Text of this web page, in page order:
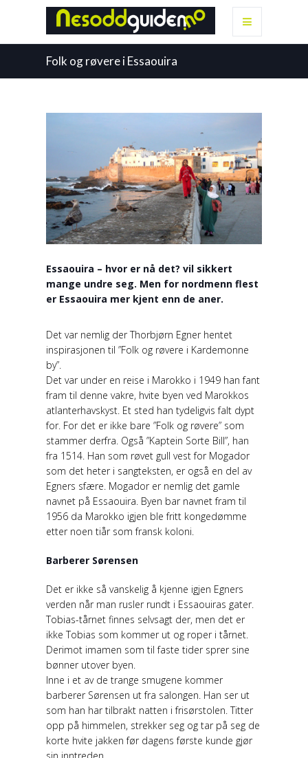
Folk og røvere i Essaouira
Essaouira – hvor er nå det? vil sikkert
mange undre seg. Men for nordmenn flest
er Essaouira mer kjent enn de aner.
Det var nemlig der Thorbjørn Egner hentet
inspirasjonen til ”Folk og røvere i Kardemonne
by”.
Det var under en reise i Marokko i 1949 han fant
fram til denne vakre, hvite byen ved Marokkos
atlanterhavskyst. Et sted han tydeligvis falt dypt
for. For det er ikke bare ”Folk og røvere” som
stammer derfra. Også ”Kaptein Sorte Bill”, han
fra 1514. Han som røvet gull vest for Mogador
som det heter i sangteksten, er også en del av
Egners sfære. Mogador er nemlig det gamle
navnet på Essaouira. Byen bar navnet fram til
1956 da Marokko igjen ble fritt kongedømme
etter noen tiår som fransk koloni.
Barberer Sørensen
Det er ikke så vanskelig å kjenne igjen Egners
verden når man rusler rundt i Essaouiras gater.
Tobias-tårnet finnes selvsagt der, men det er
ikke Tobias som kommer ut og roper i tårnet.
Derimot imamen som til faste tider sprer sine
bønner utover byen.
Inne i et av de trange smugene kommer
barberer Sørensen ut fra salongen. Han ser ut
som han har tilbrakt natten i frisørstolen. Titter
opp på himmelen, strekker seg og tar på seg de
korte hvite jakken før dagens første kunde gjør
sin inntreden.